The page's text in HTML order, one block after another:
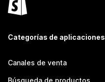
Categorías de aplicaciones
Canales de venta